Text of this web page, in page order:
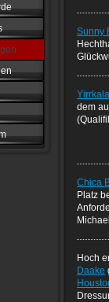
Sunny
dem
Chica
Platz
Hoch
Daake